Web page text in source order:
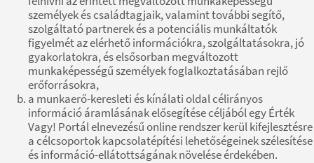
személyek és családtagjaik, valamint további segítő,
szolgáltató partnerek és a potenciális munkáltatók
figyelmét az elérhető információkra, szolgáltatásokra, jó
gyakorlatokra, és elsősorban megváltozott
munkaképességű személyek foglalkoztatásában rejlő
erőforrásokra,
a munkaerő-keresleti és kínálati oldal célirányos
információ áramlásának elősegítése céljából egy Érték
Vagy! Portál elnevezésű online rendszer kerül kifejlesztésre
a célcsoportok kapcsolatépítési lehetőségeinek szélesítése
és információ-ellátottságának növelése érdekében.